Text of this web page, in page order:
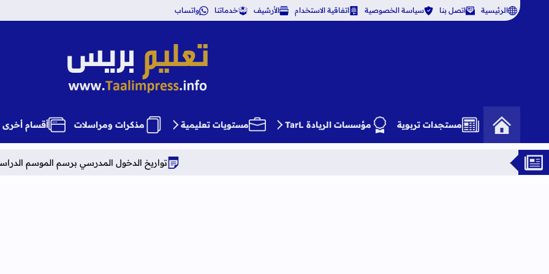
الرئيسية اتصل بنا سياسة الخصوصية اتفاقية الاستخدام الأرشيف خدماتنا واتساب
تعليم بريس TaalimPress
مستجدات تربوية مؤسسات الريادة TarL مستويات تعليمية مذكرات ومراسلات أقسام أخرى
تواريخ الدخول المدرسي برسم الموسم الدراسي 2026-2027